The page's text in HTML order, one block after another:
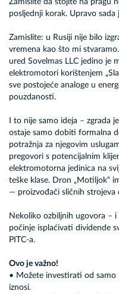
Zamislite da stojite na pragu
posljednji korak. Upravo sada
Zamislite: u Rusiji nije bilo
vremena kao što mi
ured Sovelmas LLC jedino je
elektromotori korištenjem
sve postojeće analoge u
pouzdanosti.
I to nije samo ideja – zgrada
ostaje samo dobiti formalna
potražnja za njegovim
pregovori s potencijalnim
elektromotorna jedinica na
teške klase. Dron „Motiljok“
— proizvođači sličnih strojeva
Nekoliko ozbiljnih ugovora –
počinje isplaćivati dividende
PITC-a.
Ovo je važno!
• Možete investirati od
iznosi.